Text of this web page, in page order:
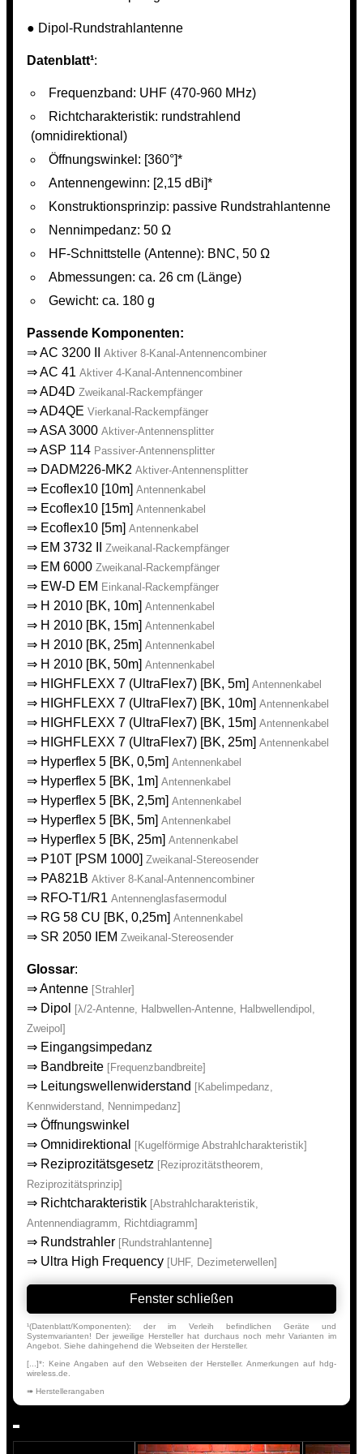
● Dipol-Rundstrahlantenne
Datenblatt¹:
Frequenzband: UHF (470-960 MHz)
Richtcharakteristik: rundstrahlend
(omnidirektional)
Öffnungswinkel: [360°]*
Antennengewinn: [2,15 dBi]*
Konstruktionsprinzip: passive Rundstrahlantenne
Nennimpedanz: 50 Ω
HF-Schnittstelle (Antenne): BNC, 50 Ω
Abmessungen: ca. 26 cm (Länge)
Gewicht: ca. 180 g
Passende Komponenten:
⇒AC 3200 II Aktiver 8-Kanal-Antennencombiner
⇒AC 41 Aktiver 4-Kanal-Antennencombiner
⇒AD4D Zweikanal-Rackempfänger
⇒AD4QE Vierkanal-Rackempfänger
⇒ASA 3000 Aktiver-Antennensplitter
⇒ASP 114 Passiver-Antennensplitter
⇒ DADM226-MK2 Aktiver-Antennensplitter
⇒ Ecoflex10 [10m] Antennenkabel
⇒ Ecoflex10 [15m] Antennenkabel
⇒ Ecoflex10 [5m] Antennenkabel
⇒ EM 3732 II Zweikanal-Rackempfänger
⇒ EM 6000 Zweikanal-Rackempfänger
⇒ EW-D EM Einkanal-Rackempfänger
⇒ H 2010 [BK, 10m] Antennenkabel
⇒ H 2010 [BK, 15m] Antennenkabel
⇒ H 2010 [BK, 25m] Antennenkabel
⇒ H 2010 [BK, 50m] Antennenkabel
⇒ HIGHFLEXX 7 (UltraFlex7) [BK, 5m] Antennenkabel
⇒ HIGHFLEXX 7 (UltraFlex7) [BK, 10m] Antennenkabel
⇒ HIGHFLEXX 7 (UltraFlex7) [BK, 15m] Antennenkabel
⇒ HIGHFLEXX 7 (UltraFlex7) [BK, 25m] Antennenkabel
⇒ Hyperflex 5 [BK, 0,5m] Antennenkabel
⇒ Hyperflex 5 [BK, 1m] Antennenkabel
⇒ Hyperflex 5 [BK, 2,5m] Antennenkabel
⇒ Hyperflex 5 [BK, 5m] Antennenkabel
⇒ Hyperflex 5 [BK, 25m] Antennenkabel
⇒ P10T [PSM 1000] Zweikanal-Stereosender
⇒ PA821B Aktiver 8-Kanal-Antennencombiner
⇒ RFO-T1/R1 Antennenglasfasermodul
⇒ RG 58 CU [BK, 0,25m] Antennenkabel
⇒ SR 2050 IEM Zweikanal-Stereosender
Glossar:
⇒Antenne [Strahler]
⇒ Dipol
[λ/2-Antenne, Halbwellen-Antenne, Halbwellendipol,
Zweipol]
⇒ Eingangsimpedanz
⇒ Bandbreite [Frequenzbandbreite]
⇒ Leitungswellenwiderstand [Kabelimpedanz,
Kennwiderstand, Nennimpedanz]
⇒ Öffnungswinkel
⇒ Omnidirektional [Kugelförmige Abstrahlcharakteristik]
⇒ Reziprozitätsgesetz [Reziprozitätstheorem,
Reziprozitätsprinzip]
⇒ Richtcharakteristik [Abstrahlcharakteristik,
Antennendiagramm, Richtdiagramm]
⇒ Rundstrahler [Rundstrahlantenne]
⇒ Ultra High Frequency [UHF, Dezimeterwellen]
Fenster schließen
¹(Datenblatt/Komponenten): der im Verleih befindlichen Geräte und
Systemvarianten! Der jeweilige Hersteller hat durchaus noch mehr Varianten im
Angebot. Siehe dahingehend die Webseiten der Hersteller.
[...]*: Keine Angaben auf den Webseiten der Hersteller. Anmerkungen auf hdg-
wireless.de.
➠ Herstellerangaben